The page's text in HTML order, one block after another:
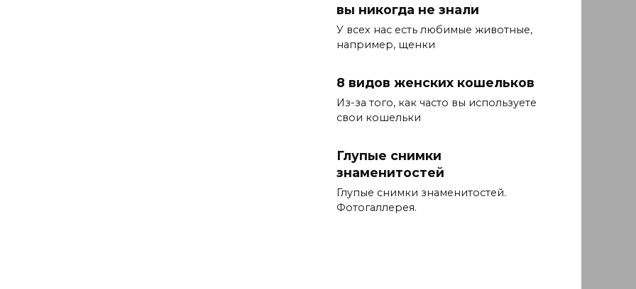
вы никогда не знали
У всех нас есть любимые животные,
например, щенки
8 видов женских кошельков
Из-за того, как часто вы используете
свои кошельки
Глупые снимки
знаменитостей
Глупые снимки знаменитостей.
Фотогаллерея.